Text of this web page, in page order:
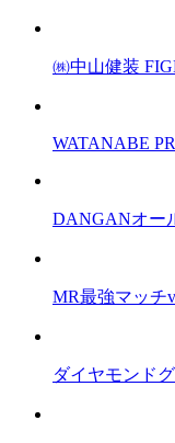
㈱中山健装
WATANABE
DANGANオー
MR最強マッチ
ダイヤモンド